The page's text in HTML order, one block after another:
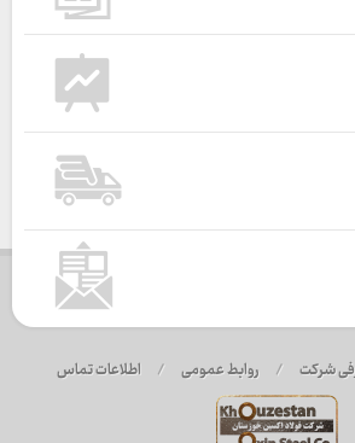
شرکت / روابط عمومی / اطلاعات تماس